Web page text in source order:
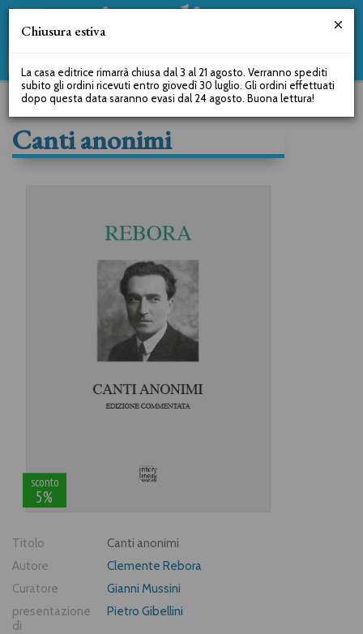
Canti anonimi
sconto
5%
Titolo
Canti anonimi
Autore
Clemente Rebora
Curatore
Gianni Mussini
presentazione
di
Pietro Gibellini
Chiusura estiva
La casa editrice rimarrà chiusa dal 3 al 21 agosto. Verranno spediti
subito gli ordini ricevuti entro giovedì 30 luglio. Gli ordini effettuati
dopo questa data saranno evasi dal 24 agosto. Buona lettura!